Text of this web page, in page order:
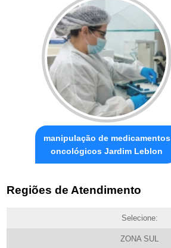
manipulação de medicamentos
oncológicos Jardim Leblon
Regiões de Atendimento
Selecione:
ZONA SUL